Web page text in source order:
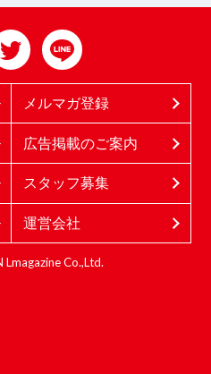
メルマガ登録
広告掲載のご案内
スタッフ募集
運営会社
Co.,Ltd.